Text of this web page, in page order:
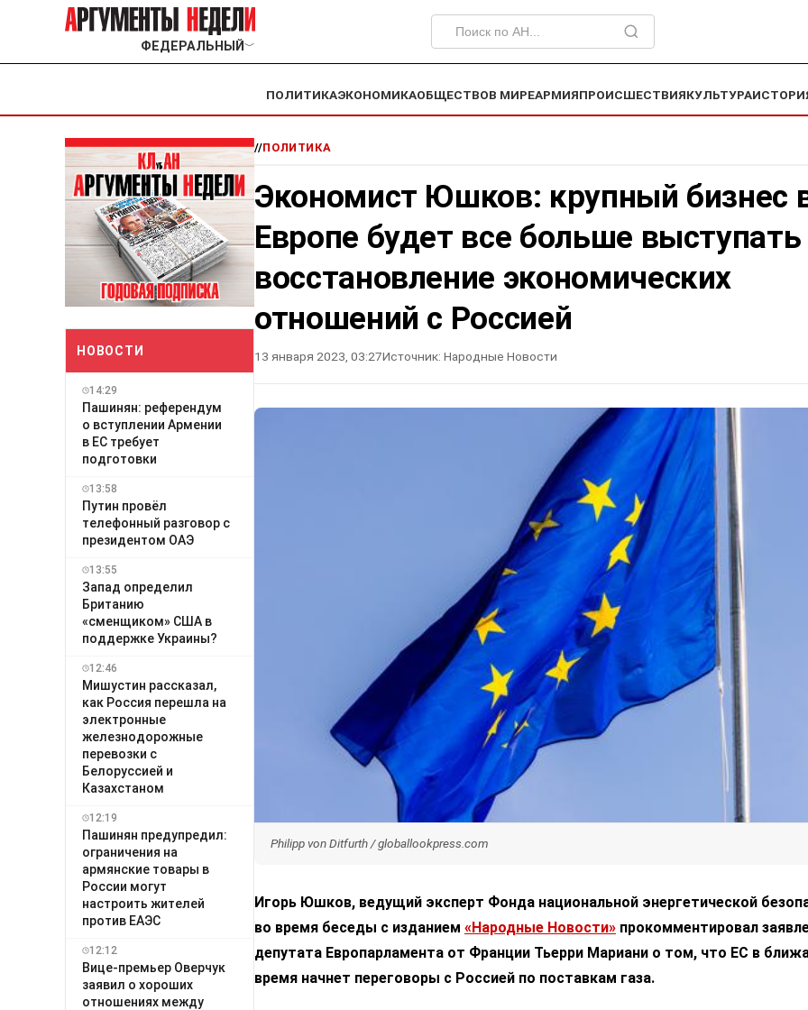
ФЕДЕРАЛЬНЫЙ ﹀
ПОЛИТИКАЭКОНОМИКАОБЩЕСТВОВ МИРЕАРМИЯПРОИСШЕСТВИЯКУЛЬТУРА
НОВОСТИ
14:29
Пашинян: референдум
о вступлении Армении
в ЕС требует
подготовки
13:58
Путин провёл
телефонный разговор с
президентом ОАЭ
13:55
Запад определил
Британию
«сменщиком» США в
поддержке Украины?
12:46
Мишустин рассказал,
как Россия перешла на
электронные
железнодорожные
перевозки с
Белоруссией и
Казахстаном
12:19
Пашинян предупредил:
ограничения на
армянские товары в
России могут
настроить жителей
против ЕАЭС
12:12
Вице-премьер Оверчук
заявил о хороших
отношениях между
//ПОЛИТИКА
Экономист Юшков: крупный бизнес
Европе будет все больше выступать
восстановление экономических
отношений с Россией
13 января 2023, 03:27Источник: Народные Новости
Philipp von Ditfurth / globallookpress.com
Игорь Юшков, ведущий эксперт Фонда национальной энергетической
во время беседы с изданием «Народные Новости» прокомментировал
депутата Европарламента от Франции Тьерри Мариани о том, что ЕС в
время начнет переговоры с Россией по поставкам газа.